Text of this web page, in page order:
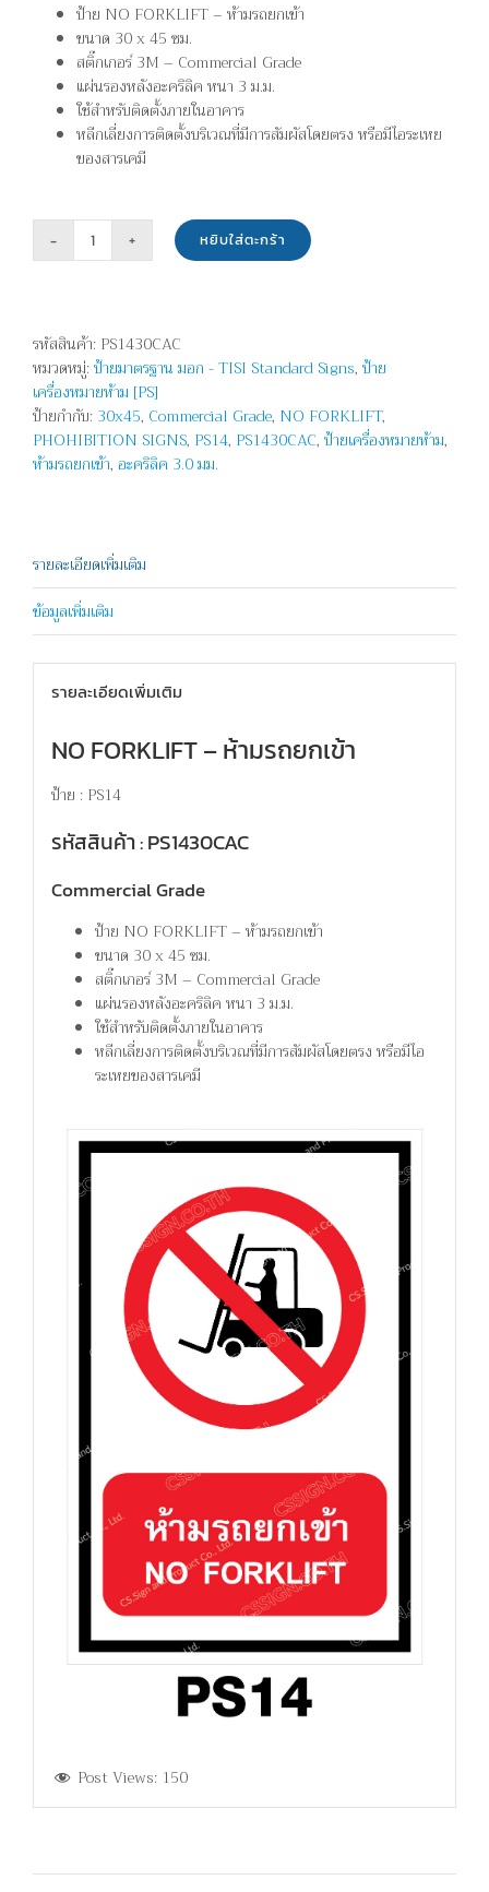
ป้าย NO FORKLIFT – ห้ามรถยกเข้า
ขนาด 30 x 45 ซม.
สติ๊กเกอร์ 3M – Commercial Grade
แผ่นรองหลังอะคริลิค หนา 3 ม.ม.
ใช้สำหรับติดตั้งภายในอาคาร
หลีกเลี่ยงการติดตั้งบริเวณที่มีการสัมผัสโดยตรง หรือมีไอระเหย
ของสารเคมี
จำนวน
เข้า
-
NO
FORKLIFT
ชิ้น
หยิบใส่ตะกร้า
รหัสสินค้า: PS1430CAC
หมวดหมู่:ป้ายมาตรฐาน มอก - TISI Standard Signs, ป้าย
เครื่องหมายห้าม [PS]
ป้ายกำกับ: 30x45, Commercial Grade, NO FORKLIFT,
PHOHIBITION SIGNS, PS14, PS1430CAC, ป้ายเครื่องหมายห้าม,
ห้ามรถยกเข้า, อะคริลิค 3.0 มม.
รายละเอียดเพิ่มเติม
ข้อมูลเพิ่มเติม
รายละเอียดเพิ่มเติม
NO FORKLIFT – ห้ามรถยกเข้า
ป้าย : PS14
รหัสสินค้า : PS1430CAC
Commercial Grade
ป้าย NO FORKLIFT – ห้ามรถยกเข้า
ขนาด 30 x 45 ซม.
สติ๊กเกอร์ 3M – Commercial Grade
แผ่นรองหลังอะคริลิค หนา 3 ม.ม.
ใช้สำหรับติดตั้งภายในอาคาร
หลีกเลี่ยงการติดตั้งบริเวณที่มีการสัมผัสโดยตรง หรือมีไอ
ระเหยของสารเคมี
Post Views: 150